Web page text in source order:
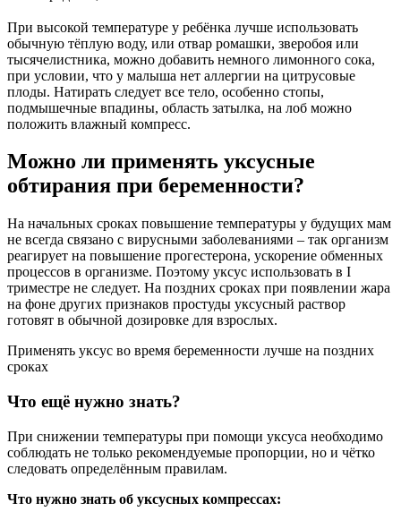
При высокой температуре у ребёнка лучше использовать
обычную тёплую воду, или отвар ромашки, зверобоя или
тысячелистника, можно добавить немного лимонного сока,
при условии, что у малыша нет аллергии на цитрусовые
плоды. Натирать следует все тело, особенно стопы,
подмышечные впадины, область затылка, на лоб можно
положить влажный компресс.
Можно ли применять уксусные
обтирания при беременности?
На начальных сроках повышение температуры у будущих мам
не всегда связано с вирусными заболеваниями – так организм
реагирует на повышение прогестерона, ускорение обменных
процессов в организме. Поэтому уксус использовать в I
триместре не следует. На поздних сроках при появлении жара
на фоне других признаков простуды уксусный раствор
готовят в обычной дозировке для взрослых.
Применять уксус во время беременности лучше на поздних
сроках
Что ещё нужно знать?
При снижении температуры при помощи уксуса необходимо
соблюдать не только рекомендуемые пропорции, но и чётко
следовать определённым правилам.
Что нужно знать об уксусных компрессах: